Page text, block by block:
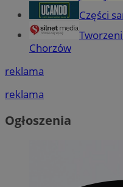
Części
Chorzów
reklama
reklama
Ogłoszenia